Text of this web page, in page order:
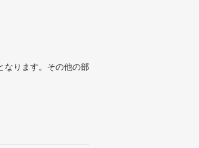
なります。その他の部